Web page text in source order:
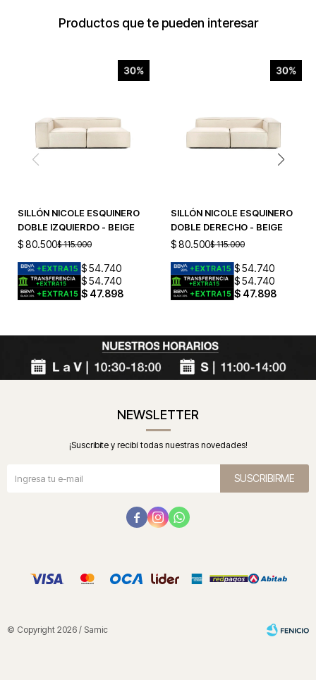
Productos que te pueden interesar
SILLÓN NICOLE ESQUINERO
DOBLE IZQUIERDO - BEIGE
$80.500$ 115.000
$54.740
$54.740
$ 47.898
SILLÓN NICOLE ESQUINERO
DOBLE DERECHO - BEIGE
$ 80.500$ 115.000
$ 54.740
$ 54.740
$ 47.898
NEWSLETTER
¡Suscribite y recibí todas nuestras novedades!
SUSCRIBIRME
  
© Copyright 2026 / Samic